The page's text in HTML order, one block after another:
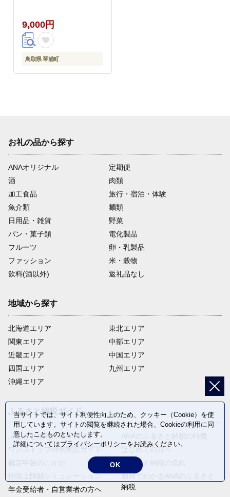
9,000円
鳥取県 琴浦町
お礼の品から探す
ANAオリジナル
定期便
酒
肉類
加工食品
旅行・宿泊・体験
魚介類
麺類
日用品・雑貨
野菜
パン・菓子類
電化製品
フルーツ
卵・乳製品
ファッション
米・穀物
飲料(酒以外)
返礼品なし
地域から探す
北海道エリア
関東エリア
近畿エリア
四国エリア
沖縄エリア
東北エリア
中部エリア
中国エリア
九州エリア
ふるさと納税ガイド
ふるさと納税の基本ガイド
ワンストップ特例制度ガイド
控除上限額シミュレーション
年金受給者・自営業者の方へ
はじめての方へ
ふるさと納税の流れ
動画でわかるANAのふるさと
納税
当サイトでは、サイト利便性向上のため、クッキー（Cookie）を使
用しています。サイトの閲覧を継続された場合、Cookieの利用に同
意したことものといたします。
詳細についてはプライバシーポリシーをお読みください。
OK